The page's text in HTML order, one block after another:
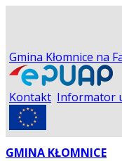
Gmina Kłomnice na
Kontakt Informator
GMINA KŁOMNICE